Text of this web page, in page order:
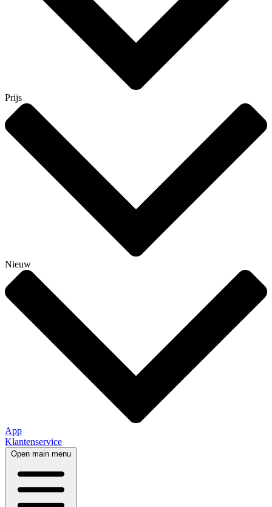
Prijs
Nieuw
App
Klantenservice
Open main menu